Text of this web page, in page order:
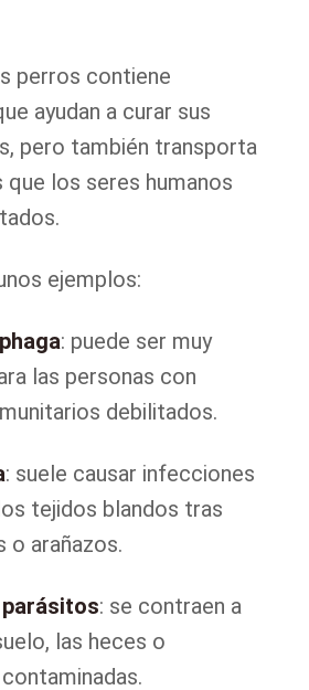
perros contiene
ayudan a curar sus
pero también transporta
que los seres humanos
ejemplos:
: puede ser muy
las personas con
debilitados.
: suele causar infecciones
tejidos blandos tras
o arañazos.
: se contraen a
las heces o